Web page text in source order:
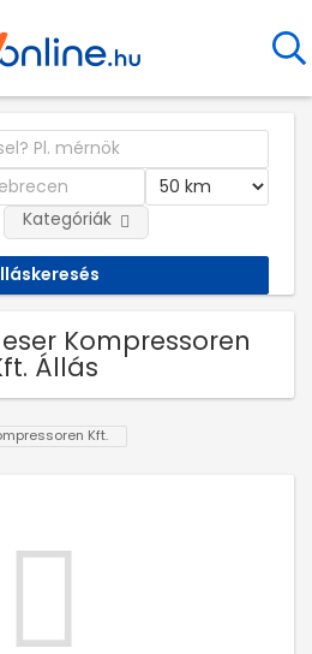
Kategóriák
Kompressoren
Állás
Kft.